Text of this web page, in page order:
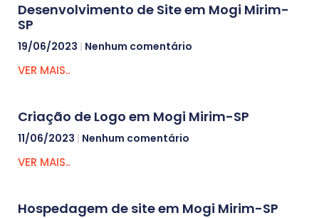
Desenvolvimento de Site em Mogi Mirim-
SP
19/06/2023 Nenhum comentário
VER MAIS..
Criação de Logo em Mogi Mirim-SP
11/06/2023 Nenhum comentário
VER MAIS..
Hospedagem de site em Mogi Mirim-SP